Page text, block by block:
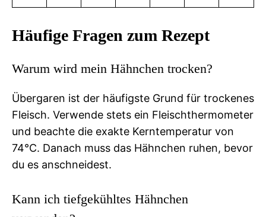
Häufige Fragen zum Rezept
Warum wird mein Hähnchen trocken?
Übergaren ist der häufigste Grund für trockenes
Fleisch. Verwende stets ein Fleischthermometer
und beachte die exakte Kerntemperatur von
74°C. Danach muss das Hähnchen ruhen, bevor
du es anschneidest.
Kann ich tiefgekühltes Hähnchen